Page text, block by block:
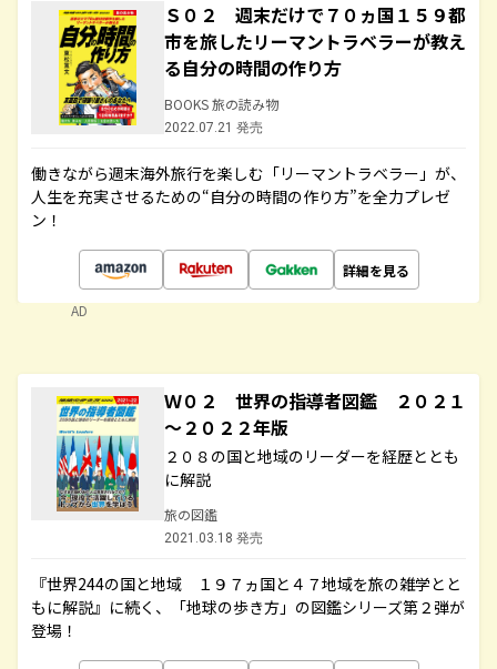
Ｓ０２ 週末だけで７０ヵ国１５９都
市を旅したリーマントラベラーが教え
る自分の時間の作り方
BOOKS 旅の読み物
2022.07.21 発売
働きながら週末海外旅行を楽しむ「リーマントラベラー」が、
人生を充実させるための“自分の時間の作り方”を全力プレゼ
ン！
詳細を見る
AD
Ｗ０２ 世界の指導者図鑑 ２０２１
～２０２２年版
２０８の国と地域のリーダーを経歴ととも
に解説
旅の図鑑
2021.03.18 発売
『世界244の国と地域 １９７ヵ国と４７地域を旅の雑学とと
もに解説』に続く、「地球の歩き方」の図鑑シリーズ第２弾が
登場！